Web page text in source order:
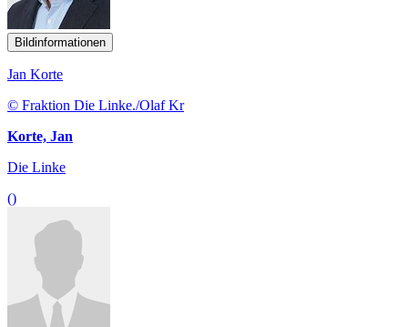
Bildinformationen
Jan Korte
© Fraktion Die Linke./Olaf Kr
Korte, Jan
Die Linke
()